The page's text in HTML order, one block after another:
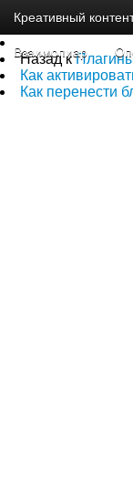
Креативный
Взаимопиар
Назад к
Как
Как перенести